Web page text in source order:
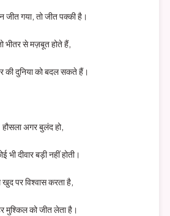
जीत गया, तो जीत पक्की है।
भीतर से मज़बूत होते हैं,
की दुनिया को बदल सकते हैं।
हौसला अगर बुलंद हो,
भी दीवार बड़ी नहीं होती।
खुद पर विश्वास करता है,
मुश्किल को जीत लेता है।